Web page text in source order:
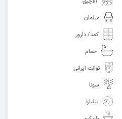
مبلمان
کمد/ دارور
حمام
توالت ایرانی
سونا
بیلیارد